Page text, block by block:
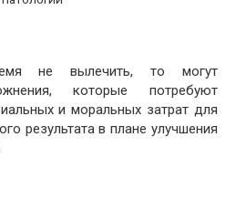
не вылечить, то могут
которые потребуют
и моральных затрат для
результата в плане улучшения